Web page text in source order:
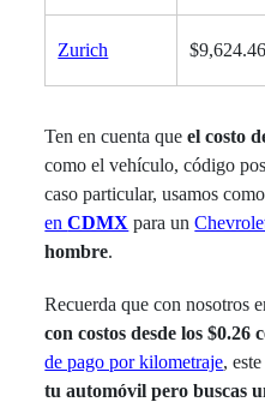
Zurich
Ten en cuenta queel costo
como el vehículo, código
caso particular, usamos
enCDMX para un
hombre.
Recuerda que con nosotros
con costos desde los
de pago por kilometraje,
tu automóvil pero buscas